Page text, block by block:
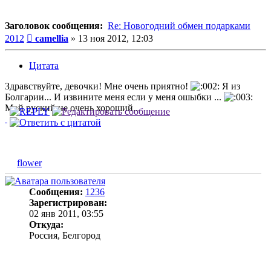
Заголовок сообщения: Re: Новогодний обмен подарками
2012
Сообщение
camellia » 13 ноя 2012, 12:03
Цитата
Здравствуйте, девочки! Мне очень приятно!
Я из
Болгарии... И извините меня если у меня ошыбки ...
Мой руский не очень хороший...
flower
Сообщения: 1236
Зарегистрирован:
02 янв 2011, 03:55
Откуда:
Россия, Белгород